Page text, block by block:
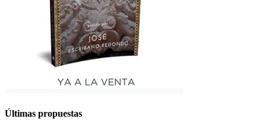
Últimas propuestas